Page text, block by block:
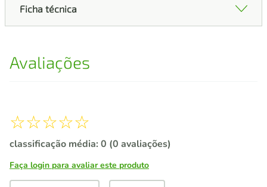
Ficha técnica
Avaliações
☆☆☆☆☆
classificação média: 0 (0 avaliações)
Faça login para avaliar este produto